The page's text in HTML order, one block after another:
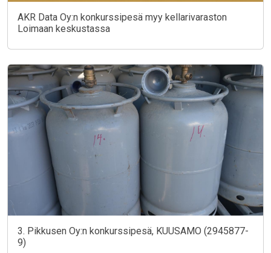
AKR Data Oy:n konkurssipesä myy kellarivaraston
Loimaan keskustassa
3. Pikkusen Oy:n konkurssipesä, KUUSAMO (2945877-
9)